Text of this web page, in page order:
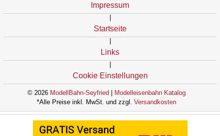
Impressum
Startseite
Links
Cookie Einstellungen
© 2026 ModellBahn-Seyfried
Modelleisenbahn Katalog
*Alle Preise inkl. MwSt. und zzgl. Versandkosten